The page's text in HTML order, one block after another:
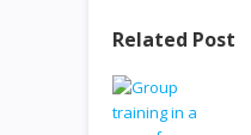
Related Post